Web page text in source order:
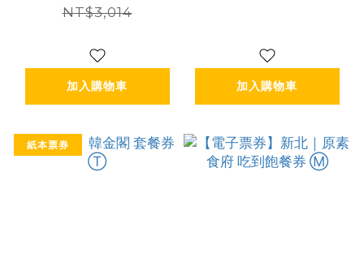
NT$3,014
加入購物車 加入購物車
紙本票券